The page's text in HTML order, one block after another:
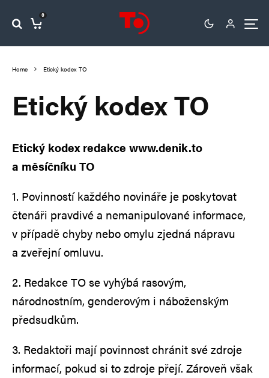
0
Home Etický kodex TO
Etický kodex TO
Etický kodex redakce www.denik.to
a měsíčníku TO
1. Povinností každého novináře je poskytovat
čtenáři pravdivé a nemanipulované informace,
v případě chyby nebo omylu zjedná nápravu
a zveřejní omluvu.
2. Redakce TO se vyhýbá rasovým,
národnostním, genderovým i náboženským
předsudkům.
3. Redaktoři mají povinnost chránit své zdroje
informací, pokud si to zdroje přejí. Zároveň však